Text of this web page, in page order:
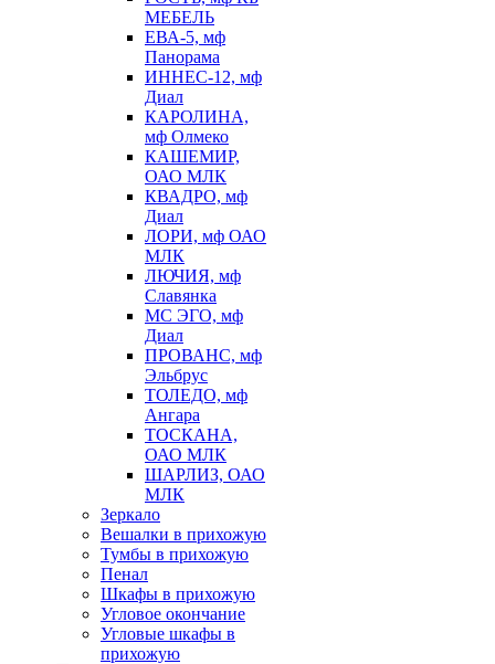
МЕБЕЛЬ
ЕВА-5, мф
Панорама
ИННЕС-12, мф
Диал
КАРОЛИНА,
мф Олмеко
КАШЕМИР,
ОАО МЛК
КВАДРО, мф
Диал
ЛОРИ, мф ОАО
МЛК
ЛЮЧИЯ, мф
Славянка
МС ЭГО, мф
Диал
ПРОВАНС, мф
Эльбрус
ТОЛЕДО, мф
Ангара
ТОСКАНА,
ОАО МЛК
ШАРЛИЗ, ОАО
МЛК
Зеркало
Вешалки в прихожую
Тумбы в прихожую
Пенал
Шкафы в прихожую
Угловое окончание
Угловые шкафы в
прихожую